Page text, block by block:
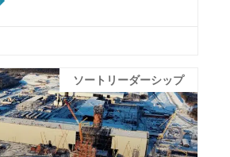
ソートリーダーシップ